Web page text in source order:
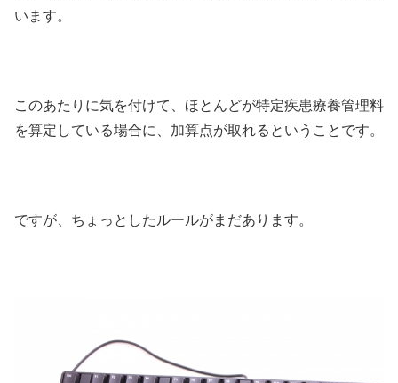
います。
このあたりに気を付けて、ほとんどが特定疾患療養管理料
を算定している場合に、加算点が取れるということです。
ですが、ちょっとしたルールがまだあります。